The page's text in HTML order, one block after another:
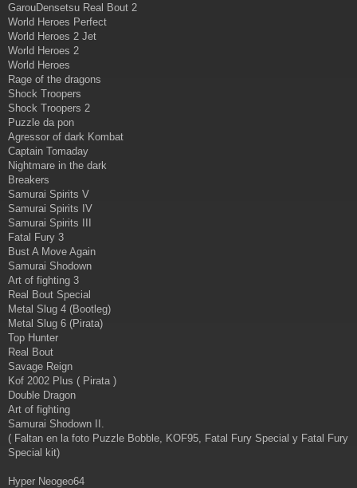
GarouDensetsu Real Bout 2
World Heroes Perfect
World Heroes 2 Jet
World Heroes 2
World Heroes
Rage of the dragons
Shock Troopers
Shock Troopers 2
Puzzle da pon
Agressor of dark Kombat
Captain Tomaday
Nightmare in the dark
Breakers
Samurai Spirits V
Samurai Spirits IV
Samurai Spirits III
Fatal Fury 3
Bust A Move Again
Samurai Shodown
Art of fighting 3
Real Bout Special
Metal Slug 4 (Bootleg)
Metal Slug 6 (Pirata)
Top Hunter
Real Bout
Savage Reign
Kof 2002 Plus ( Pirata )
Double Dragon
Art of fighting
Samurai Shodown II.
( Faltan en la foto Puzzle Bobble, KOF95, Fatal Fury Special y Fatal Fury
Special kit)
Hyper Neogeo64